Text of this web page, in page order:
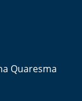
Quaresma